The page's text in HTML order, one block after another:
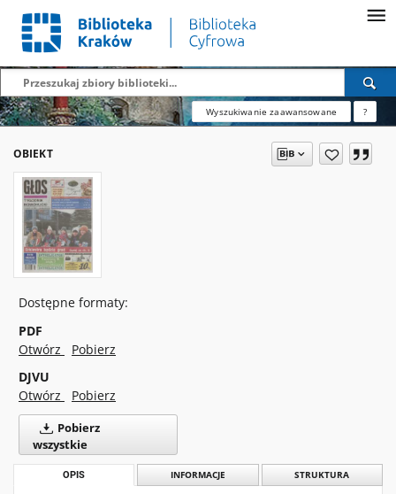
Wyszukiwanie zaawansowane ?
OBIEKT
Dostępne formaty:
PDF
Otwórz
Pobierz
DJVU
Otwórz
Pobierz
Pobierz
wszystkie
OPIS INFORMACJE STRUKTURA